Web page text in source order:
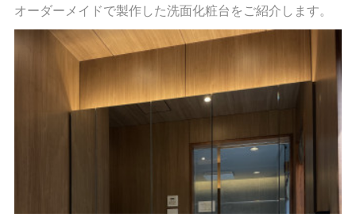
オーダーメイドで製作した洗面化粧台をご紹介します。